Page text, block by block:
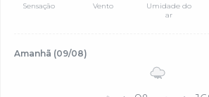
Sensação Vento
Umidade do
ar
Amanhã (09/08)